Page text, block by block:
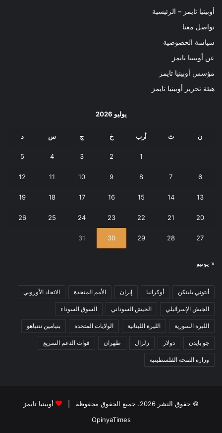
أوبينيا تايمز – الرئيسية
تواصل معنا
سياسة الخصوصية
عن أوبينيا تايمز
مؤسس أوبينيا تايمز
هيئة تحرير أوبينيا تايمز
يوليو 2026
ن ث أرب خ ج س د
1
2
3
4
5
6
7
8
9
10
11
12
13
14
15
16
17
18
19
20
21
22
23
24
25
26
27
28
29
30
31
« يونيو
أنتوني بلينكن أوكرانيا إيران الأمم المتحدة الاتحاد الأوروبي
الجيش الإسرائيلي الجيش السوداني السوق السوداء
الليرة السورية الليرة اللبنانية الولايات المتحدة بنيامين نتنياهو
جو بايدن دولار زلزال طهران قوات الدعم السريع
وزارة الصحة الفلسطينية
© حقوق النشر 2026، جميع الحقوق محفوظة |
أوبينيا تايمز
OpinyaTimes